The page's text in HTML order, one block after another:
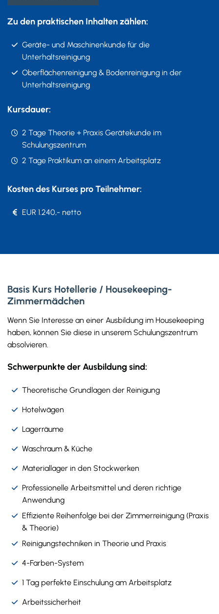
Zu den praktischen Inhalten zählen:
Geräte- und Maschinenkunde für die
Unterhaltsreinigung
Oberflächenreinigung & Bodenreinigung in der
Unterhaltsreinigung
Kursdauer:
2 Tage Theorie + Praxis Gerätekunde im
Schulungszentrum
2 Tage Praktikum an einem Arbeitsplatz
Kosten des Kurses pro Teilnehmer:
EUR 1.240,- netto
Basis Kurs Hotellerie / Housekeeping-
Zimmermädchen
Wenn Sie Interesse an einer Ausbildung im Housekeeping
haben, können Sie diese in unserem Schulungszentrum
absolvieren.
Schwerpunkte der Ausbildung sind:
Theoretische Grundlagen der Reinigung
Hotelwägen
Lagerräume
Waschraum & Küche
Materiallager in den Stockwerken
Professionelle Arbeitsmittel und deren richtige
Anwendung
Effiziente Reihenfolge bei der Zimmerreinigung (Praxis
& Theorie)
Reinigungstechniken in Theorie und Praxis
4-Farben-System
1 Tag perfekte Einschulung am Arbeitsplatz
Arbeitssicherheit